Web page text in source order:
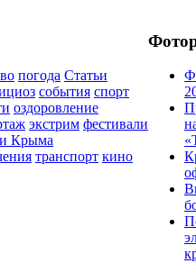
погода Статьи
события спорт
оздоровление
экстрим фестивали
Крыма
транспорт кино